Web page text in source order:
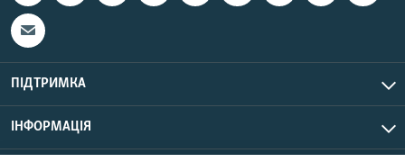
ПІДТРИМКА
ІНФОРМАЦІЯ